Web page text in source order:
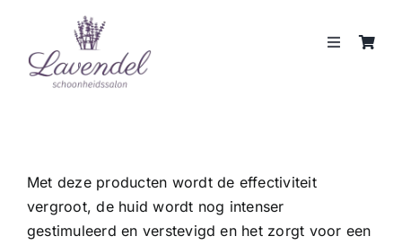
content
Toggle
JOUW HUIDCOACH
MERKEN
Met deze producten wordt de effectiviteit
vergroot, de huid wordt nog intenser
gestimuleerd en verstevigd en het zorgt voor een